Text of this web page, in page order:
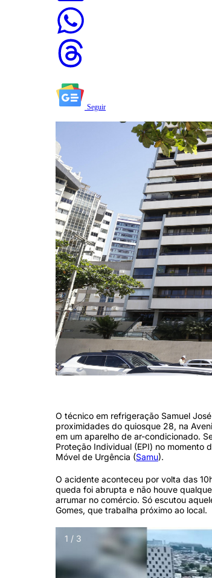
Seguir
O técnico em refrigeração Samuel
proximidades do quiosque 28, na
em um aparelho de ar-condicionado.
Proteção Individual (EPI) no momento
Móvel de Urgência (Samu).
O acidente aconteceu por volta das
queda foi abrupta e não houve
arrumar no comércio. Só escutou
Gomes, que trabalha próximo ao local.
1 / 3